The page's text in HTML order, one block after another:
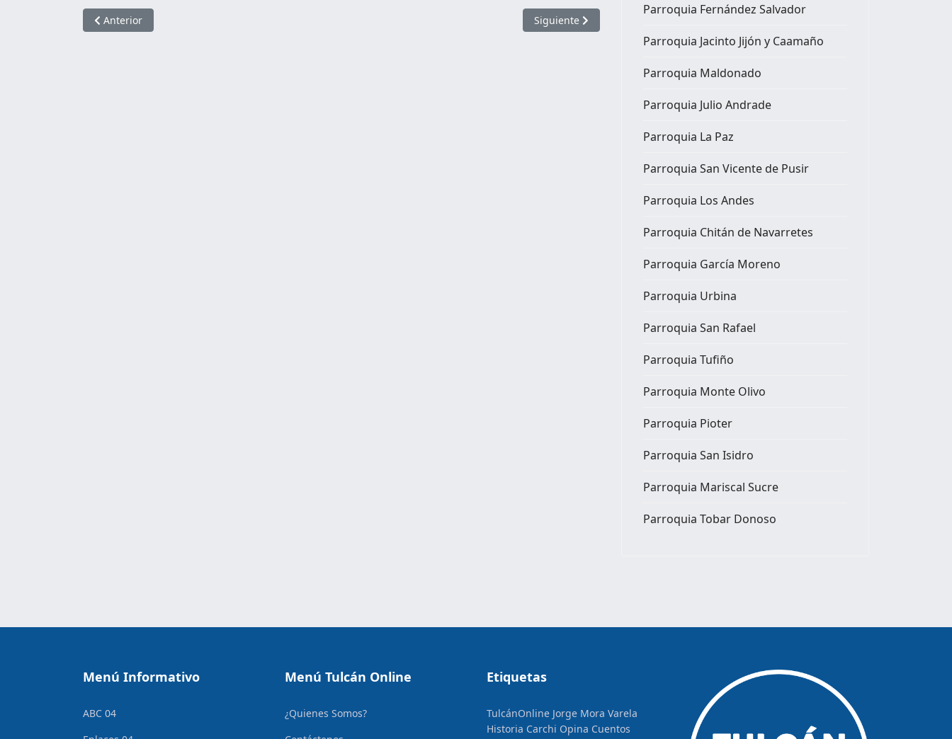
Artículo anterior: Parroquia San Rafael
Anterior Artículo siguiente: Parroquia Monte Olivo
Siguiente
Parroquia Fernández Salvador
Parroquia Jacinto Jijón y Caamaño
Parroquia Maldonado
Parroquia Julio Andrade
Parroquia La Paz
Parroquia San Vicente de Pusir
Parroquia Los Andes
Parroquia Chitán de Navarretes
Parroquia García Moreno
Parroquia Urbina
Parroquia San Rafael
Parroquia Tufiño
Parroquia Monte Olivo
Parroquia Pioter
Parroquia San Isidro
Parroquia Mariscal Sucre
Parroquia Tobar Donoso
Menú Informativo
ABC 04
Menú Tulcán Online
¿Quienes Somos?
Etiquetas
TulcánOnline Jorge Mora Varela
Historia Carchi Opina Cuentos